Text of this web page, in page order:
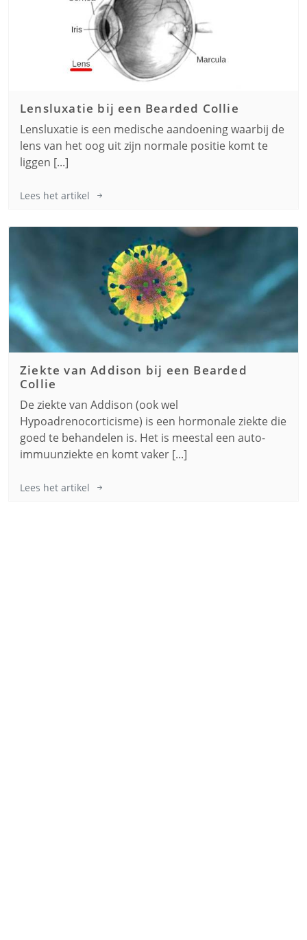
Lensluxatie bij een Bearded Collie
Lensluxatie is een medische aandoening waarbij de
lens van het oog uit zijn normale positie komt te
liggen [...]
Lees het artikel
Ziekte van Addison bij een Bearded
Collie
De ziekte van Addison (ook wel
Hypoadrenocorticisme) is een hormonale ziekte die
goed te behandelen is. Het is meestal een auto-
immuunziekte en komt vaker [...]
Lees het artikel